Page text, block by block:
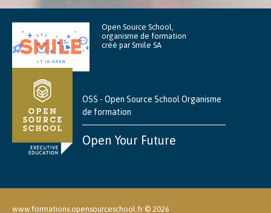
Open Source School,
organisme de formation
créé par Smile SA
OSS - Open Source School Organisme
de formation
Open Your Future
www.formations.opensourceschool.fr © 2026